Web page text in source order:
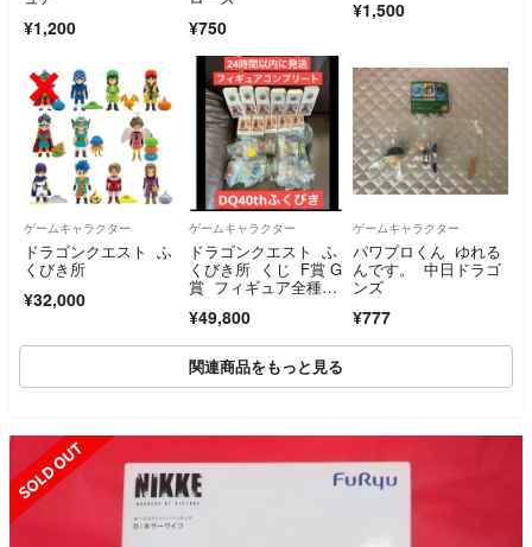
¥1,200 ¥750
¥1,500
ゲームキャラクター
ドラゴンクエスト ふ
くびき所
¥32,000
ゲームキャラクター
ドラゴンクエスト ふ
くびき所 くじ F賞 G
賞 フィギュア全種コ
¥49,800
ゲームキャラクター
パワプロくん ゆれる
んです。 中日ドラゴ
ンズ
¥777
関連商品をもっと見る